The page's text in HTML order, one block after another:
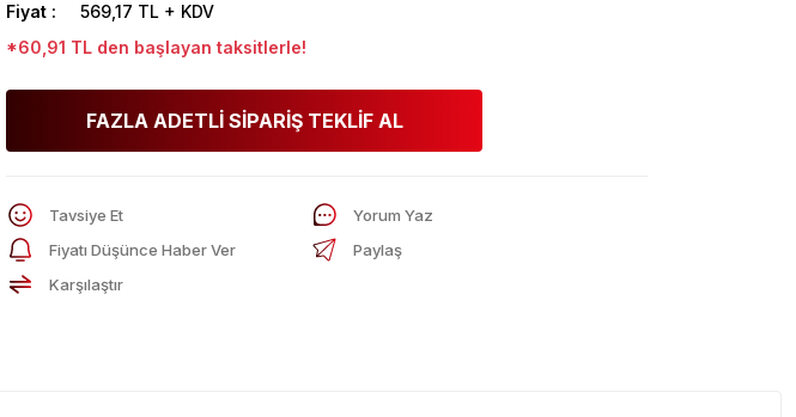
Fiyat
569,17 TL + KDV
*60,91 TL den başlayan taksitlerle!
FAZLA ADETLİ SİPARİŞ TEKLİF AL
Tavsiye Et
Yorum Yaz
Fiyatı Düşünce Haber Ver
Paylaş
Karşılaştır